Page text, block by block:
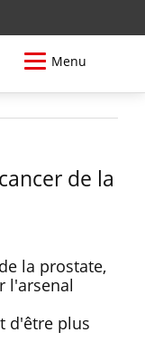
Menu
de la
la prostate,
l'arsenal
d'être plus